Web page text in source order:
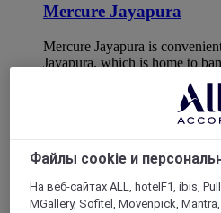
Mercure Jayapura
Mercure Jayapura is
Jayapura, which is home to
firms. It offers easy access to
Office, City Hills, Hamadi
Mama mama Jay apura. The
its brand identity. Perfect for
4,7/5Rated 4,7 of 5
Файлы cookie и
На веб-сайтах ALL, hotelF1, ibis,
MGallery, Sofitel, Movenpick,